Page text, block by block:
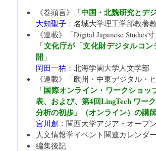
《巻頭言》「中国・北魏研究とデ
大知聖子 ： 名城大学理工学部教養
《連載》「Digital Japanese Studies
「文化庁が「文化財デジタルコ
開 」
岡田一祐 ： 北海学園大学人文学部
《連載》「欧州・中東デジタル・
「国際オンライン・ワークショッ
表、および、第4回LingTech ワー
分析の初歩」（オンライン）の講
宮川創 ： 関西大学アジア・オープ
人文情報学イベント関連カレンダー
編集後記